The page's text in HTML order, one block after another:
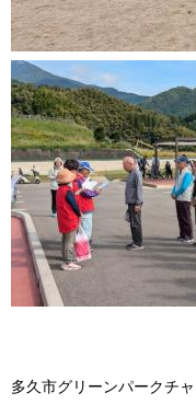
多久市グリーンパークチ